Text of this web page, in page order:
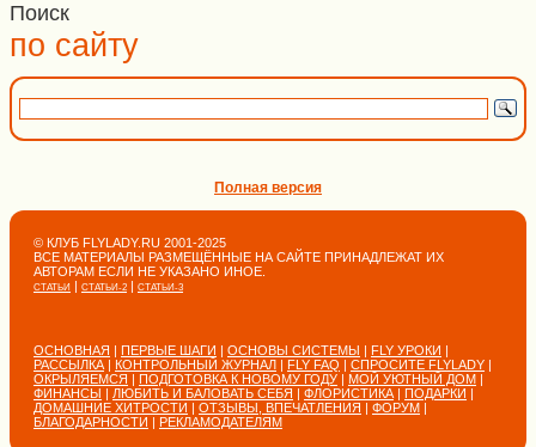
Поиск
по сайту
Полная версия
© КЛУБ FLYLADY.RU 2001-2025
ВСЕ МАТЕРИАЛЫ РАЗМЕЩЁННЫЕ НА САЙТЕ ПРИНАДЛЕЖАТ ИХ
АВТОРАМ ЕСЛИ НЕ УКАЗАНО ИНОЕ.
СТАТЬИ СТАТЬИ-2 СТАТЬИ-3
ОСНОВНАЯ ПЕРВЫЕ ШАГИ ОСНОВЫ СИСТЕМЫ FLY УРОКИ
РАССЫЛКА| КОНТРОЛЬНЫЙ ЖУРНАЛ FLY FAQ СПРОСИТЕ FLYLADY
ОКРЫЛЯЕМСЯ
ПОДГОТОВКА К НОВОМУ ГОДУ МОЙ УЮТНЫЙ ДОМ
ФИНАНСЫ
ЛЮБИТЬ И БАЛОВАТЬ СЕБЯ ФЛОРИСТИКА| ПОДАРКИ
ДОМАШНИЕ ХИТРОСТИ
ОТЗЫВЫ, ВПЕЧАТЛЕНИЯ ФОРУМ
БЛАГОДАРНОСТИ
РЕКЛАМОДАТЕЛЯМ